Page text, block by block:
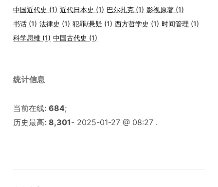
中国近代史 (1) 近代日本史 (1) 巴尔扎克 (1) 影视原著 (1)
书话 (1) 法律史 (1) 犯罪/悬疑 (1) 西方哲学史 (1) 时间管理 (1)
科学思维 (1) 中国古代史 (1)
统计信息
当前在线:684;
历史最高:8,301- 2025-01-27 @ 08:27 .